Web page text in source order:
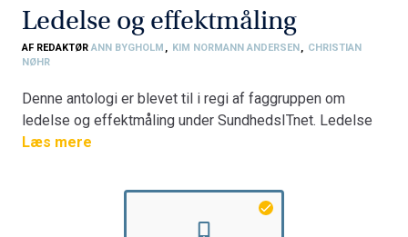
Ledelse og effektmåling
AF REDAKTØR ANN BYGHOLM, KIM NORMANN ANDERSEN, CHRISTIAN
NØHR
Denne antologi er blevet til i regi af faggruppen om
ledelse og effektmåling under SundhedsITnet. Ledelse
og effektmåling af de digitale sundhedsydelser er et af
evalueringsfelter ? et felt der dels trækker på klassiske
evalueringstilgange, men også et felt hvor der
fremvokser nye og særegne evalueringsmåder dedikeret
Læs mere